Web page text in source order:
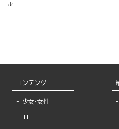
新生活を送ります～ コミッ
ル
コンテンツ
少女・女性
TL